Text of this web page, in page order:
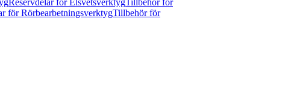
Reservdelar för ElsvetsverktygTillbehör för
för RörbearbetningsverktygTillbehör för